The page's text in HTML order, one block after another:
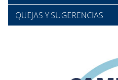
QUEJAS Y SUGERENCIAS